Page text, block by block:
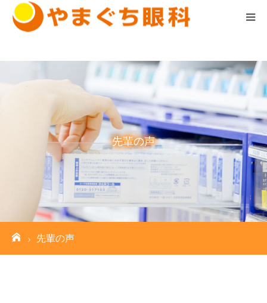
診察時間はこちら ▼
先輩の声
ム 先輩の声
医院案内
スタッフ紹介
求人情報
お知らせ
院長の気まぐれブログ